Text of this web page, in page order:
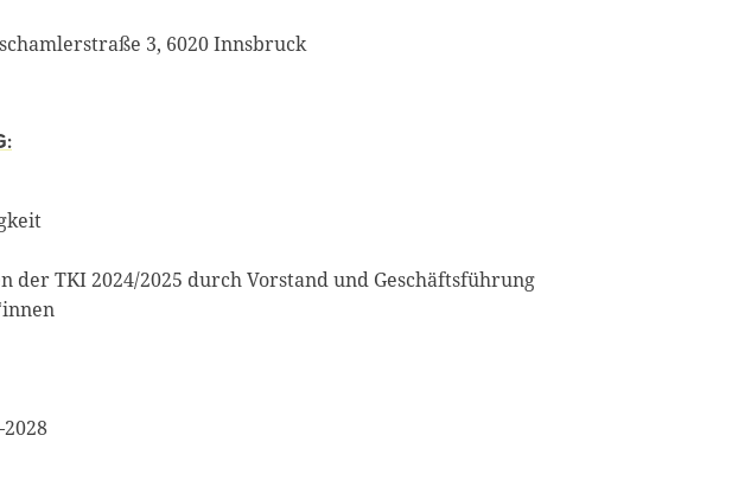
3, 6020 Innsbruck
der TKI 2024/2025 durch Vorstand und Geschäftsführung